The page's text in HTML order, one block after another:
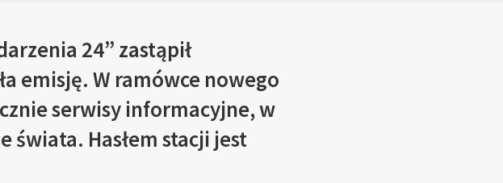
24” zastąpił
emisję. W ramówce nowego
serwisy informacyjne, w
świata. Hasłem stacji jest